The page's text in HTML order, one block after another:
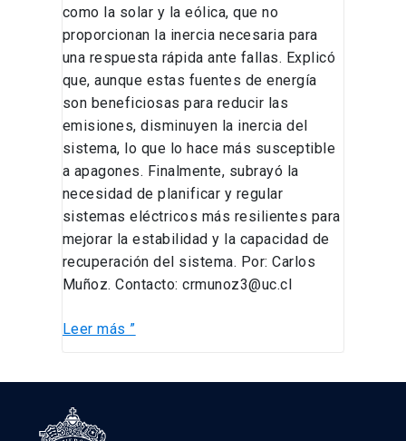
como la solar y la eólica, que no
proporcionan la inercia necesaria para
una respuesta rápida ante fallas. Explicó
que, aunque estas fuentes de energía
son beneficiosas para reducir las
emisiones, disminuyen la inercia del
sistema, lo que lo hace más susceptible
a apagones. Finalmente, subrayó la
necesidad de planificar y regular
sistemas eléctricos más resilientes para
mejorar la estabilidad y la capacidad de
recuperación del sistema. Por: Carlos
Muñoz. Contacto: crmunoz3@uc.cl
Leer más ”